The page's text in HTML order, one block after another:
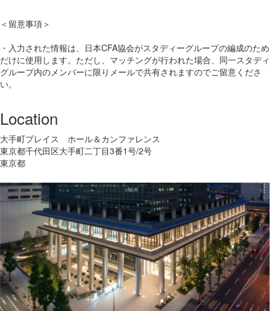
＜留意事項＞
・入力された情報は、日本CFA協会がスタディーグループの編成のため
だけに使用します。ただし、マッチングが行われた場合、同一スタディ
グループ内のメンバーに限りメールで共有されますのでご留意くださ
い。
Location
大手町プレイス ホール＆カンファレンス
東京都千代田区大手町二丁目3番1号/2号
東京都